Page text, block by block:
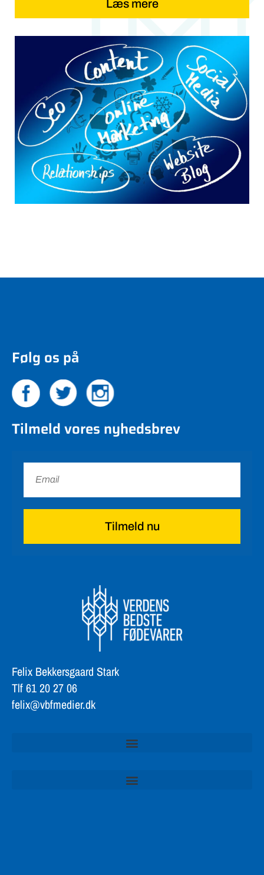
Læs mere
Følg os på
Tilmeld vores nyhedsbrev
Tilmeld nu
Felix Bekkersgaard Stark
Tlf 61 20 27 06
felix@vbfmedier.dk